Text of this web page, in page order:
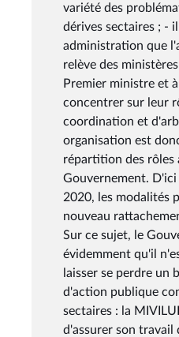
variété des
dérives sectaires ; -
administration que
relève des
Premier ministre et
concentrer sur leur
coordination et
organisation est
répartition des rôles
Gouvernement.
2020, les modalités
nouveau
Sur ce sujet, le
évidemment qu'il
laisser se perdre un
d'action publique
sectaires : la
d'assurer son travail